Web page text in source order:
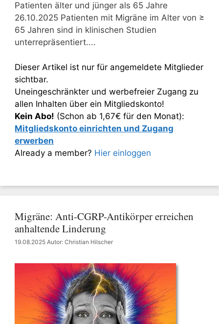
Patienten älter und jünger als 65 Jahre
26.10.2025 Patienten mit Migräne im Alter von ≥
65 Jahren sind in klinischen Studien
unterrepräsentiert....
Dieser Artikel ist nur für angemeldete Mitglieder
sichtbar.
Uneingeschränkter und werbefreier Zugang zu
allen Inhalten über ein Mitgliedskonto!
Kein Abo! (Schon ab 1,67€ für den Monat):
Mitgliedskonto einrichten und Zugang
erwerben
Already a member? Hier einloggen
Migräne: Anti-CGRP-Antikörper erreichen
anhaltende Linderung
19.08.2025 Autor: Christian Hilscher